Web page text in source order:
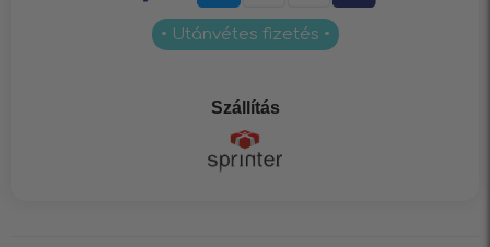
• Utánvétes fizetés •
Szállítás